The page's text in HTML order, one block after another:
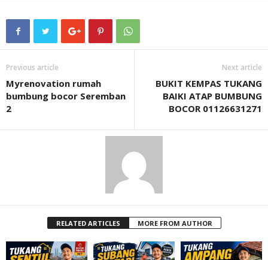
Previous article
Myrenovation rumah
bumbung bocor Seremban
2
Next article
BUKIT KEMPAS TUKANG
BAIKI ATAP BUMBUNG
BOCOR 01126631271
RELATED ARTICLES MORE FROM AUTHOR